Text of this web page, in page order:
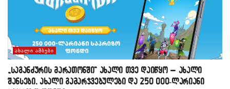
ᲐᲮᲐᲚᲘ ᲐᲛᲑᲔᲑᲘ
„საგანძურის მარათონში“ ახალი თვე დაიწყო – ახალი
შანსები, ახალი გამარჯვებულები და 250 000-ლარიანი